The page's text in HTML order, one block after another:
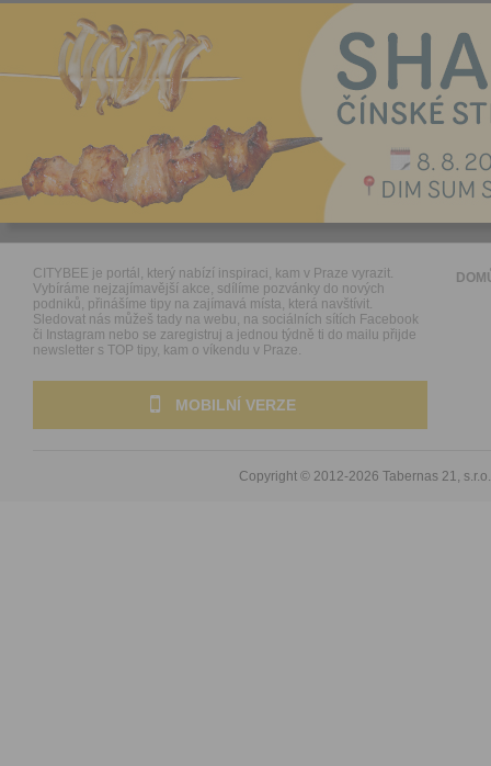
CITYBEE je portál, který nabízí inspiraci, kam v Praze vyrazit.
Vybíráme nejzajímavější akce, sdílíme pozvánky do nových
podniků, přinášíme tipy na zajímavá místa, která navštívit.
Sledovat nás můžeš tady na webu, na sociálních sítích Facebook
či Instagram nebo se zaregistruj a jednou týdně ti do mailu přijde
newsletter s TOP tipy, kam o víkendu v Praze.
MOBILNÍ VERZE
Copyright © 2012-2026 Tabernas 21, s.r.o.